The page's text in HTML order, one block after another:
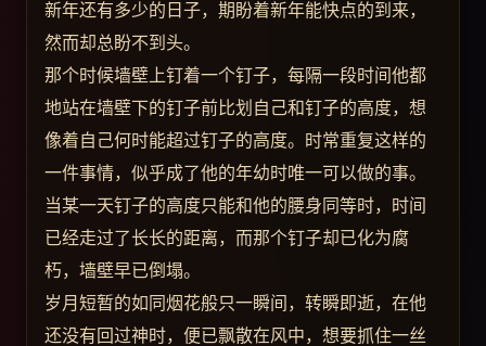
新年还有多少的日子，期盼着新年能快点的到来，
然而却总盼不到头。
那个时候墙壁上钉着一个钉子，每隔一段时间他都
地站在墙壁下的钉子前比划自己和钉子的高度，想
像着自己何时能超过钉子的高度。时常重复这样的
一件事情，似乎成了他的年幼时唯一可以做的事。
当某一天钉子的高度只能和他的腰身同等时，时间
已经走过了长长的距离，而那个钉子却已化为腐
朽，墙壁早已倒塌。
岁月短暂的如同烟花般只一瞬间，转瞬即逝，在他
还没有回过神时，便已飘散在风中，想要抓住一丝